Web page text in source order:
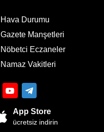
Hava Durumu
Gazete Manşetleri
Nöbetci Eczaneler
Namaz Vakitleri
App Store
ücretsiz indirin